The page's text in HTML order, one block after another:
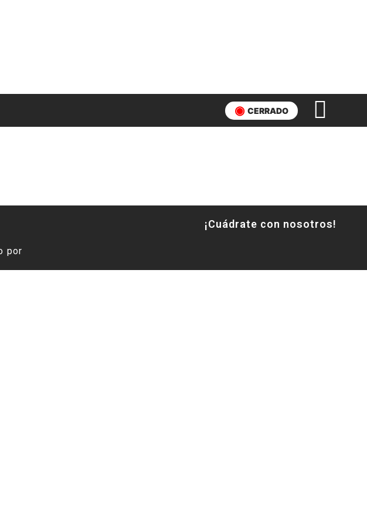
CERRADO
¡Cuádrate con nosotros!
por